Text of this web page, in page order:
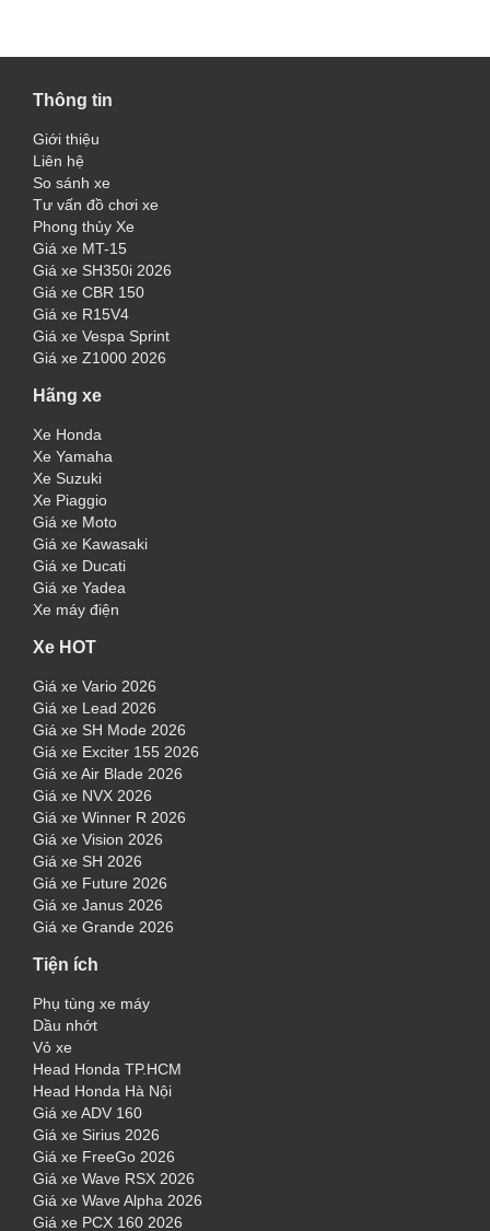
Thông tin
Giới thiệu
Liên hệ
So sánh xe
Tư vấn đồ chơi xe
Phong thủy Xe
Giá xe MT-15
Giá xe SH350i 2026
Giá xe CBR 150
Giá xe R15V4
Giá xe Vespa Sprint
Giá xe Z1000 2026
Hãng xe
Xe Honda
Xe Yamaha
Xe Suzuki
Xe Piaggio
Giá xe Moto
Giá xe Kawasaki
Giá xe Ducati
Giá xe Yadea
Xe máy điện
Xe HOT
Giá xe Vario 2026
Giá xe Lead 2026
Giá xe SH Mode 2026
Giá xe Exciter 155 2026
Giá xe Air Blade 2026
Giá xe NVX 2026
Giá xe Winner R 2026
Giá xe Vision 2026
Giá xe SH 2026
Giá xe Future 2026
Giá xe Janus 2026
Giá xe Grande 2026
Tiện ích
Phụ tùng xe máy
Dầu nhớt
Vỏ xe
Head Honda TP.HCM
Head Honda Hà Nội
Giá xe ADV 160
Giá xe Sirius 2026
Giá xe FreeGo 2026
Giá xe Wave RSX 2026
Giá xe Wave Alpha 2026
Giá xe PCX 160 2026